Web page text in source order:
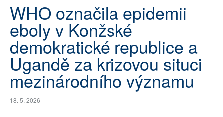
SOCIÁLNÍ SÍTĚ
RUBRIKY
PLNÁ VERZE STRÁNEK
WHO označila epidemii
eboly v Konžské
demokratické republice a
Ugandě za krizovou situci
mezinárodního významu
18. 5. 2026